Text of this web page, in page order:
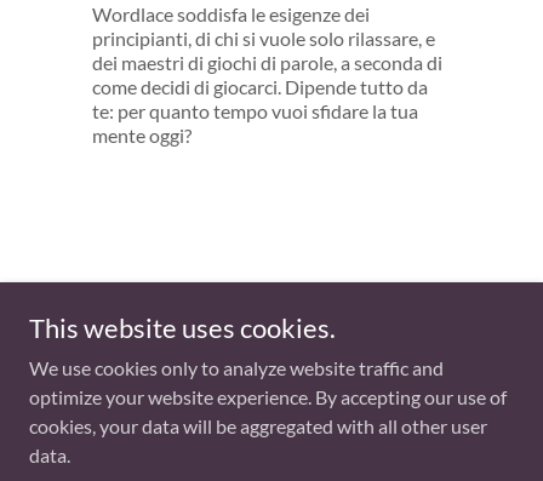
Wordlace soddisfa le esigenze dei
principianti, di chi si vuole solo rilassare, e
dei maestri di giochi di parole, a seconda di
come decidi di giocarci. Dipende tutto da
te: per quanto tempo vuoi sfidare la tua
mente oggi?
Copyright © 2025 WORDLACE - All Rights Reserved.
Powered by
This website uses cookies.
We use cookies only to analyze website traffic and
optimize your website experience. By accepting our use of
cookies, your data will be aggregated with all other user
data.